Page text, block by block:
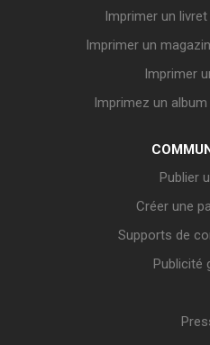
Imprimer un
Imprimer un
Imprimer
Imprimez un
Publier
Créer une
Supports de
Publicité